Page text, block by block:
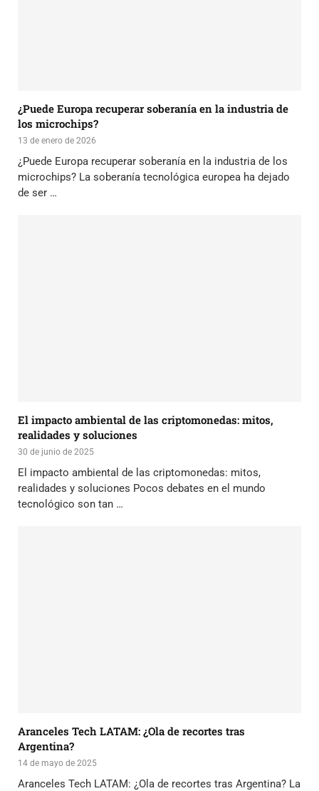
¿Puede Europa recuperar soberanía en la industria de
los microchips?
13 de enero de 2026
¿Puede Europa recuperar soberanía en la industria de los
microchips? La soberanía tecnológica europea ha dejado
de ser …
El impacto ambiental de las criptomonedas: mitos,
realidades y soluciones
30 de junio de 2025
El impacto ambiental de las criptomonedas: mitos,
realidades y soluciones Pocos debates en el mundo
tecnológico son tan …
Aranceles Tech LATAM: ¿Ola de recortes tras
Argentina?
14 de mayo de 2025
Aranceles Tech LATAM: ¿Ola de recortes tras Argentina? La